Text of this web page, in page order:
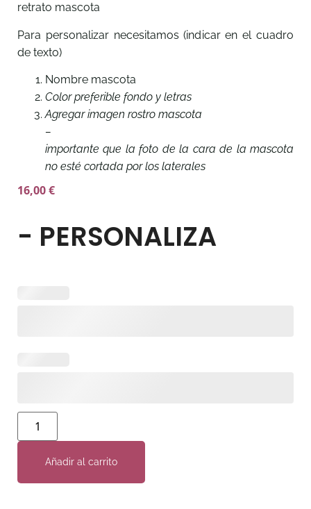
retrato mascota
Para personalizar necesitamos (indicar en el cuadro
de texto)
Nombre mascota
Color preferible fondo y letras
Agregar imagen rostro mascota
–
importante que la foto de la cara de la mascota
no esté cortada por los laterales
16,00€
- PERSONALIZA
Añadir al carrito